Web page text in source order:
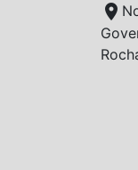
location_on